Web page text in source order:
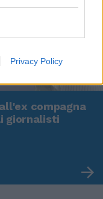
Privacy Policy
compagna
giornalisti